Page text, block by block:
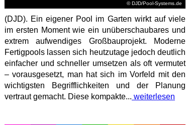
© DJD/Pool-Systems.de
(DJD). Ein eigener Pool im Garten wirkt auf viele
im ersten Moment wie ein unüberschaubares und
extrem aufwendiges Großbauprojekt. Moderne
Fertigpools lassen sich heutzutage jedoch deutlich
einfacher und schneller umsetzen als oft vermutet
– vorausgesetzt, man hat sich im Vorfeld mit den
wichtigsten Begrifflichkeiten und der Planung
vertraut gemacht. Diese kompakte... weiterlesen